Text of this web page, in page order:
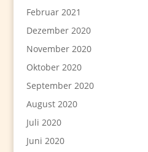
Februar 2021
Dezember 2020
November 2020
Oktober 2020
September 2020
August 2020
Juli 2020
Juni 2020